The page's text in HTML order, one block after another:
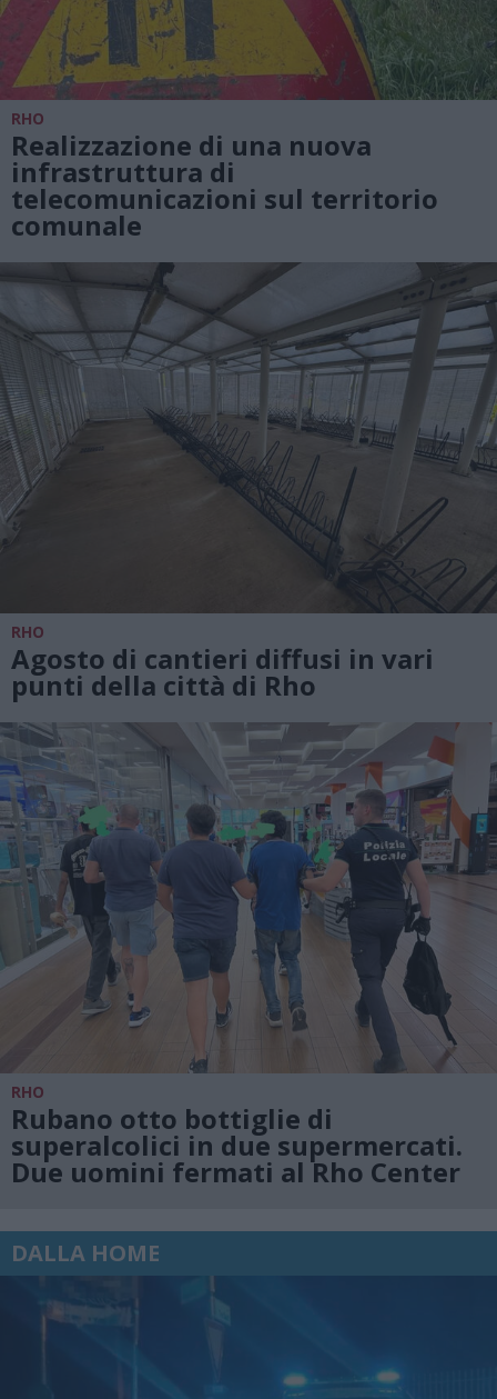
RHO
Realizzazione di una nuova
infrastruttura di
telecomunicazioni sul territorio
comunale
RHO
Agosto di cantieri diffusi in vari
punti della città di Rho
RHO
Rubano otto bottiglie di
superalcolici in due supermercati.
Due uomini fermati al Rho Center
DALLA HOME